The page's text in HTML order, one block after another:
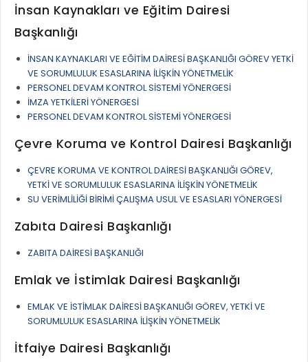
ŞİRKETLER VE KURULUŞLAR
ULUSAL / ULUSLARARASI İLİŞKİLER
LOGOLAR AMBLEMLER
MECLİS
MECLİS ÜYELERİ
KOMİSYON ÜYELERİ
MECLİS KARARLARI
MECLİS GÜNDEMİ VE KARAR ÖZETLERİ
YAYIN / PLAN / RAPOR
STRATEJİK PLANLAR
BÜTÇE
Görevleri
ÖDEME
E-ÖDEME
E-TEKLİF
BUSKİ E-ÖDEME
İLAN REKLAM E-BEYANNAME
YANGIN SİGORTA E-BEYANNAME
BAŞVURU / KAYIT / SORGU
ORKESTRA KAYIT
SEYAHAT KARTI SORGULAMA
BURSA AKADEMİ
ÜCRETSİZ WİFİ NOKTALARI
ONLİNE KATI ATIK BAŞVURUSU
İTFAİYE OLAY KAYDI BAŞVURUSU
BURSA'YI KEŞFET
İLETİŞİM
İnsan Kaynakları ve Eğitim Dairesi
Başkanlığı
İNSAN KAYNAKLARI VE EĞİTİM DAİRESİ BAŞKANLIĞI GÖREV YETKİ
VE SORUMLULUK ESASLARINA İLİŞKİN YÖNETMELİK
PERSONEL DEVAM KONTROL SİSTEMİ YÖNERGESİ
İMZA YETKİLERİ YÖNERGESİ
PERSONEL DEVAM KONTROL SİSTEMİ YÖNERGESİ
Çevre Koruma ve Kontrol Dairesi Başkanlığı
ÇEVRE KORUMA VE KONTROL DAİRESİ BAŞKANLIĞI GÖREV,
YETKİ VE SORUMLULUK ESASLARINA İLİŞKİN YÖNETMELİK
SU VERİMLİLİĞİ BİRİMİ ÇALIŞMA USUL VE ESASLARI YÖNERGESİ
Zabıta Dairesi Başkanlığı
ZABITA DAİRESİ BAŞKANLIĞI
Emlak ve İstimlak Dairesi Başkanlığı
EMLAK VE İSTİMLAK DAİRESİ BAŞKANLIĞI GÖREV, YETKİ VE
SORUMLULUK ESASLARINA İLİŞKİN YÖNETMELİK
İtfaiye Dairesi Başkanlığı